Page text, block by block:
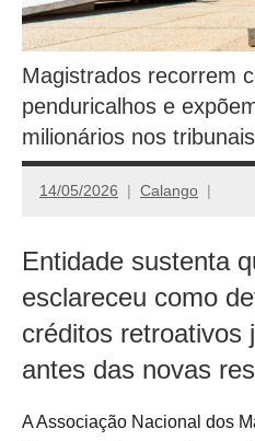
Magistrados recorrem
penduricalhos e
milionários nos
14/05/2026 Calango
Entidade sustenta
esclareceu como
créditos retroativos
antes das novas
A Associação Nacional dos